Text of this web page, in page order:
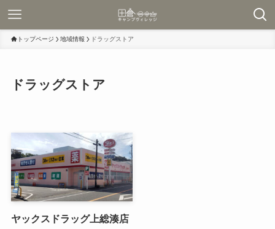
トップページ 地域情報 ドラッグストア
ドラッグストア
ヤックスドラッグ上総湊店